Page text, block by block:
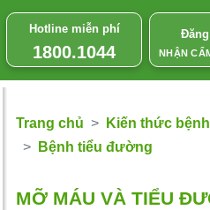
Hotline miễn phí
1800.1044 NHẬN
Trang chủ
Kiến thức
Bệnh tiểu đường
MỠ MÁU VÀ TIỂU